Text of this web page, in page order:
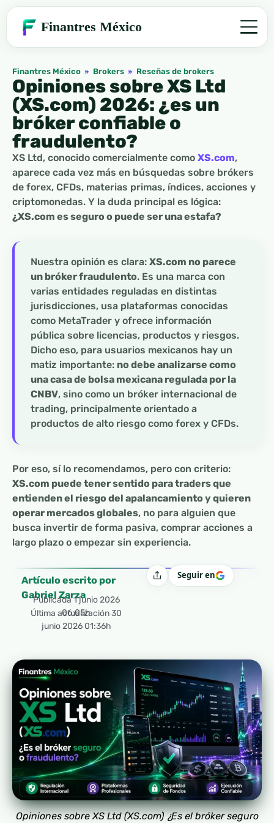
Finantres México
Finantres México » Brokers » Reseñas de brokers
Opiniones sobre XS Ltd
(XS.com) 2026: ¿es un
bróker confiable o
fraudulento?
XS Ltd, conocido comercialmente como XS.com,
aparece cada vez más en búsquedas sobre brókers
de forex, CFDs, materias primas, índices, acciones y
criptomonedas. Y la duda principal es lógica:
¿XS.com es seguro o puede ser una estafa?
Nuestra opinión es clara: XS.com no parece
un bróker fraudulento. Es una marca con
varias entidades reguladas en distintas
jurisdicciones, usa plataformas conocidas
como MetaTrader y ofrece información
pública sobre licencias, productos y riesgos.
Dicho eso, para usuarios mexicanos hay un
matiz importante: no debe analizarse como
una casa de bolsa mexicana regulada por la
CNBV, sino como un bróker internacional de
trading, principalmente orientado a
productos de alto riesgo como forex y CFDs.
Por eso, sí lo recomendamos, pero con criterio:
XS.com puede tener sentido para traders que
entienden el riesgo del apalancamiento y quieren
operar mercados globales, no para alguien que
busca invertir de forma pasiva, comprar acciones a
largo plazo o empezar sin experiencia.
Artículo escrito por
Gabriel Zarza
Publicada 1 junio 2026
06:05h
Última actualización 30
junio 2026 01:36h
CompartirSeguir en
Opiniones sobre XS Ltd (XS.com) ¿Es el bróker seguro